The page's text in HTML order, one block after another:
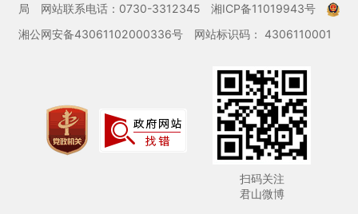
局
网站联系电话：0730-3312345
湘ICP备11019943号
湘公网安备43061102000336号
网站标识码： 4306110001
扫码关注
君山微博